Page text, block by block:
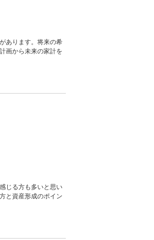
あります。将来の希
画から未来の家計を
じる方も多いと思い
と資産形成のポイン